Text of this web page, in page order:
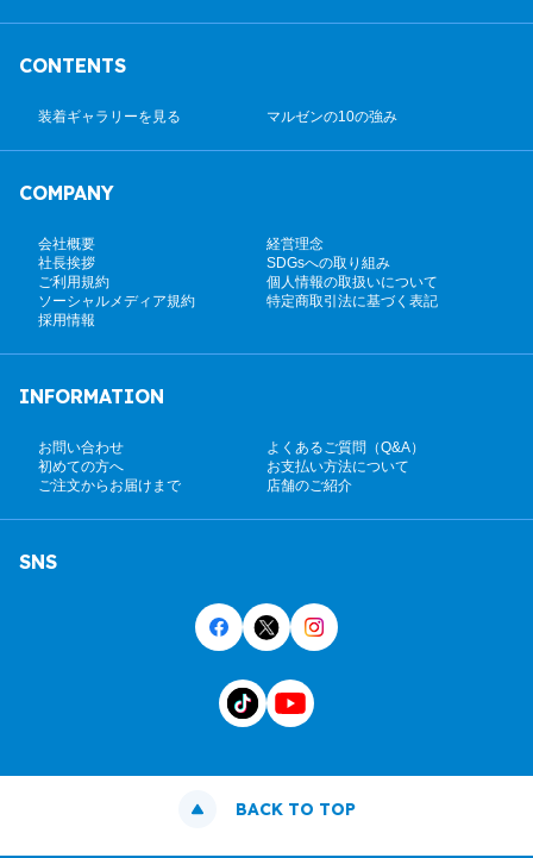
CONTENTS
装着ギャラリーを見る マルゼンの10の強み
COMPANY
会社概要
経営理念
社長挨拶
SDGsへの取り組み
ご利用規約
個人情報の取扱いについて
ソーシャルメディア規約
特定商取引法に基づく表記
採用情報
INFORMATION
お問い合わせ
よくあるご質問（Q&A）
初めての方へ
お支払い方法について
ご注文からお届けまで
店舗のご紹介
SNS
BACK TO TOP